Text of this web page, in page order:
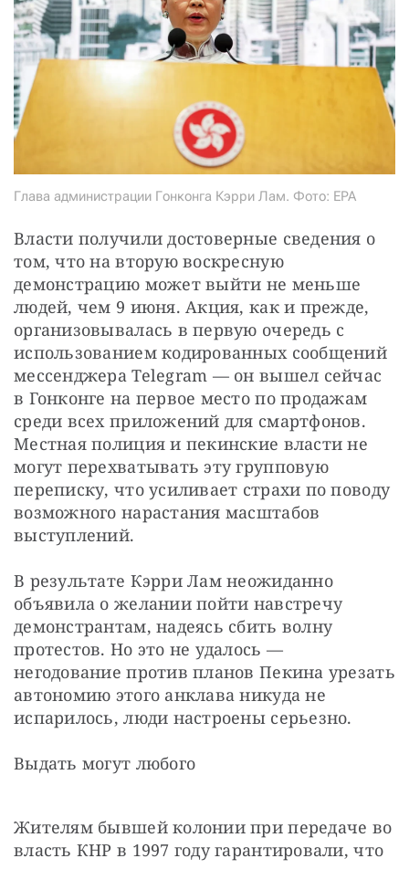
Глава администрации Гонконга Кэрри Лам. Фото: EPA
Власти получили достоверные сведения о
том, что на вторую воскресную
демонстрацию может выйти не меньше
людей, чем 9 июня. Акция, как и прежде,
организовывалась в первую очередь с
использованием кодированных сообщений
мессенджера Telegram — он вышел сейчас
в Гонконге на первое место по продажам
среди всех приложений для смартфонов.
Местная полиция и пекинские власти не
могут перехватывать эту групповую
переписку, что усиливает страхи по поводу
возможного нарастания масштабов
выступлений.
В результате Кэрри Лам неожиданно
объявила о желании пойти навстречу
демонстрантам, надеясь сбить волну
протестов. Но это не удалось —
негодование против планов Пекина урезать
автономию этого анклава никуда не
испарилось, люди настроены серьезно.
Выдать могут любого
Жителям бывшей колонии при передаче во
власть КНР в 1997 году гарантировали, что